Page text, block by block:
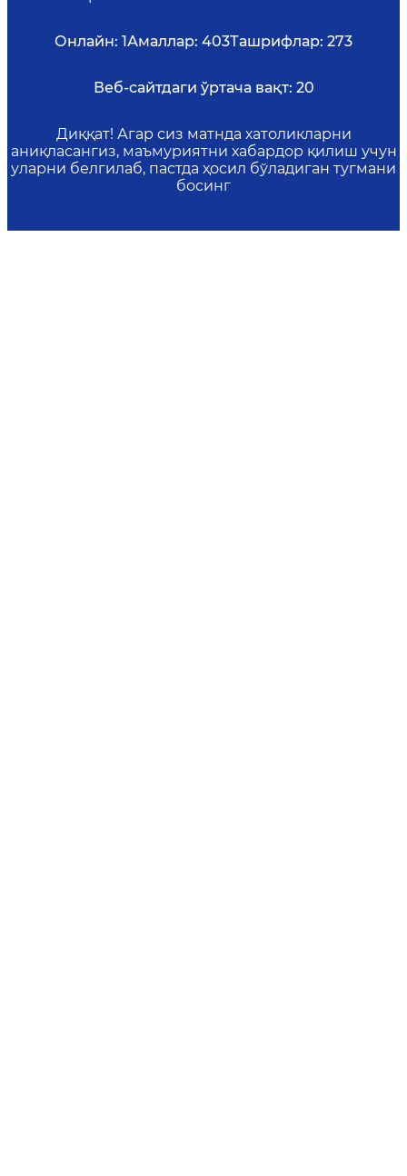
Онлайн: 1Амаллар: 403Ташрифлар: 273
Веб-сайтдаги ўртача вақт: 20
Диққат! Агар сиз матнда хатоликларни
аниқласангиз, маъмуриятни хабардор қилиш учун
уларни белгилаб, пастда ҳосил бўладиган тугмани
босинг